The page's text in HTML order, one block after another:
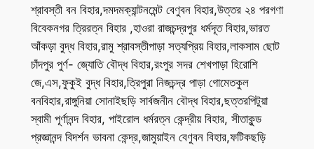
শ্রাবস্তী বন বিহার,দমদমক্যান্টনমেন্ট বেণুবন বিহার,উত্তর ২৪ পরগণা
বিবেকনগর ত্রিরত্ন বিহার ,হাওরা রাজচন্দ্রপুর ধর্মদূত বিহার,ভারত
আঁকড়া বুদ্ধ বিহার,রামু শ্রাবস্তীপাড়া সত্যপ্রিয় বিহার,লাকসাম ছোট
চাঁদপুর পুর্ণ- জ্যোতি বৌদ্ধ বিহার,রংপুর সদর শেখপাড়া হিরোশি
জে,এস,ফুকুই বুদ্ধ বিহার,ত্রিপুরা নিজচন্দ্র পাড়া গোমেতকুল
বনবিহার,রাঙ্গুনিয়া সোনাইছড়ি সার্বজনীন বৌদ্ধ বিহার,ছত্তরপিটুয়া
স্বামী পূর্ণানন্দ বিহার, পাইরোল ধর্মরত্ন কেন্দ্রীয় বিহার, সীতাকুন্ড
প্রজ্ঞানন্দ বিদর্শন ভাবনা কেন্দ্র,জামুয়াইন বেণুবন বিহার,ফটিকছড়ি